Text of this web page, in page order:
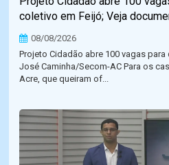
coletivo em Feijó; Veja
08/08/2026
Projeto Cidadão abre 100 vagas
José Caminha/Secom-AC Para os
Acre, que queiram of...